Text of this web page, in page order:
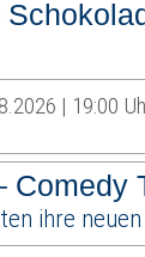
| 19:00
Comedy
ihre